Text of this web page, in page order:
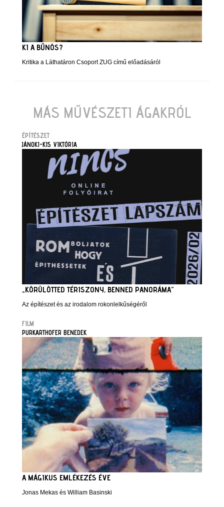
KI A BŰNÖS?
Kritika a Láthatáron Csoport ZUG című előadásáról
MÁS MŰVÉSZETI ÁGAKRÓL
ÉPÍTÉSZET
JÁNOKI-KIS VIKTÓRIA
„KÖRÜLÖTTED TÉRISZONY, BENNED PANORÁMA”
Az építészet és az irodalom rokonlelkűségéről
FILM
PURKARTHOFER BENEDEK
A MÁGIKUS EMLÉKEZÉS ÉVE
Jonas Mekas és William Basinski